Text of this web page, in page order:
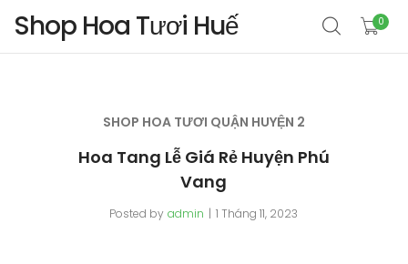
Shop Hoa Tươi Huế 0
SHOP HOA TƯƠI QUẬN HUYỆN 2
Hoa Tang Lễ Giá Rẻ Huyện Phú
Vang
Posted by admin 1 Tháng 11, 2023